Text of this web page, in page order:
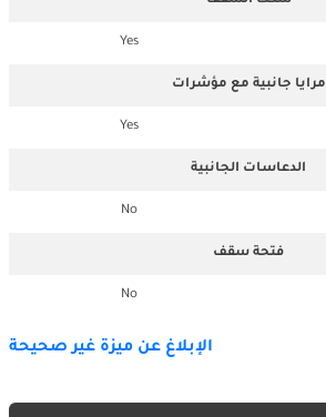
Yes
مرايا جانبية مع مؤشرات
Yes
الدعاسات الجانبية
No
فتحة سقف
No
الإبلاغ عن ميزة غير صحيحة